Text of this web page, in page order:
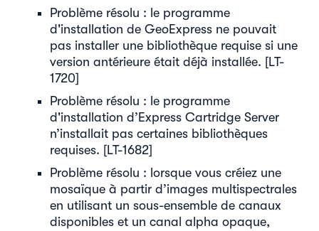
Problème résolu : le programme
d'installation de GeoExpress ne pouvait
pas installer une bibliothèque requise si une
version antérieure était déjà installée. [LT-
1720]
Problème résolu : le programme
d'installation d’Express Cartridge Server
n’installait pas certaines bibliothèques
requises. [LT-1682]
Problème résolu : lorsque vous créiez une
mosaïque à partir d’images multispectrales
en utilisant un sous-ensemble de canaux
disponibles et un canal alpha opaque,